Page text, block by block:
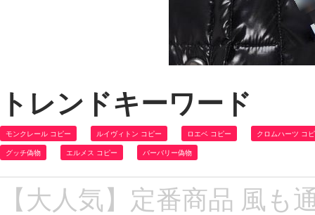
トレンドキーワード
モンクレール コピー ルイヴィトン コピー ロエベ コピー クロムハーツ コ
グッチ偽物 エルメス コピー バーバリー偽物
【大人気】定番商品 風